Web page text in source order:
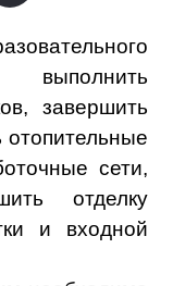
выполнить
завершить
отопительные
сети,
отделку
и входной